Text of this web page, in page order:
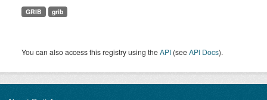
GRIB grib
You can also access this registry using theAPI (seeAPI Docs).